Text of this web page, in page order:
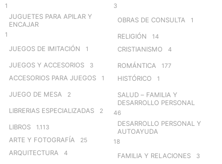
1
JUGUETES PARA APILAR Y
ENCAJAR
1
JUEGOS DE IMITACIÓN 1
JUEGOS Y ACCESORIOS 3
ACCESORIOS PARA JUEGOS 1
JUEGO DE MESA 2
LIBRERIAS ESPECIALIZADAS 2
LIBROS 1.113
ARTE Y FOTOGRAFÍA 25
ARQUITECTURA 4
3
OBRAS DE CONSULTA 1
RELIGIÓN 14
CRISTIANISMO 4
ROMÁNTICA 177
HISTÓRICO 1
SALUD – FAMILIA Y
DESARROLLO PERSONAL
46
DESARROLLO PERSONAL Y
AUTOAYUDA
18
FAMILIA Y RELACIONES 3